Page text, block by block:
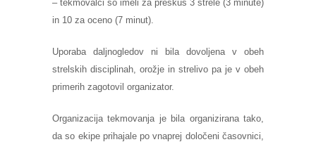
– tekmovalci so imeli za preskus 3 strele (3 minute)
in 10 za oceno (7 minut).
Uporaba daljnogledov ni bila dovoljena v obeh
strelskih disciplinah, orožje in strelivo pa je v obeh
primerih zagotovil organizator.
Organizacija tekmovanja je bila organizirana tako,
da so ekipe prihajale po vnaprej določeni časovnici,